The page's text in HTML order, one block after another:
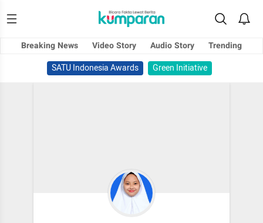
Breaking News Video Story Audio Story
Trending
SATU Indonesia Awards
Green Initiative